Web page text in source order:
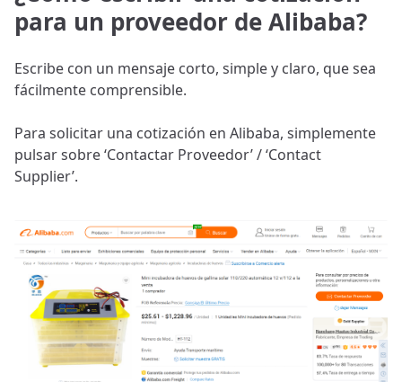
para un proveedor de Alibaba?
Escribe con un mensaje corto, simple y claro, que sea
fácilmente comprensible.
Para solicitar una cotización en Alibaba, simplemente
pulsar sobre ‘Contactar Proveedor’ / ‘Contact
Supplier’.